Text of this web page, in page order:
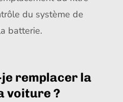
du système de
batterie.
je remplacer la
voiture ?